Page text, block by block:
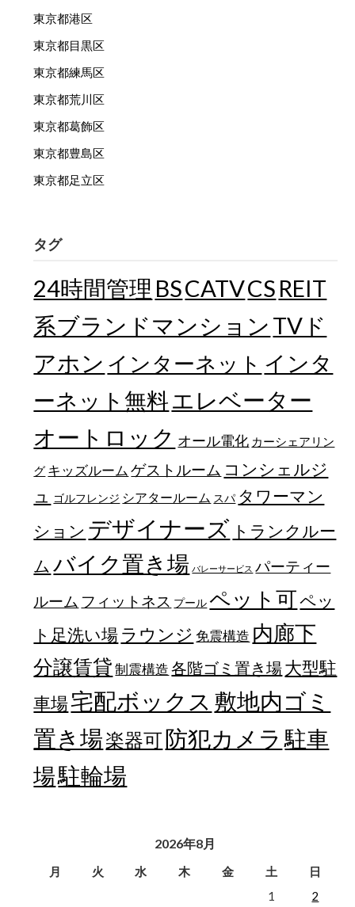
東京都港区
東京都目黒区
東京都練馬区
東京都荒川区
東京都葛飾区
東京都豊島区
東京都足立区
タグ
24時間管理 BSCATVCS REIT
系ブランドマンション TVド
アホン インターネット インタ
ーネット無料エレベーター
オートロック オール電化 カーシェアリン
グ キッズルーム ゲストルーム コンシェルジ
ュ
ゴルフレンジ シアタールーム スパ タワーマン
ション デザイナーズ トランクルー
ム バイク置き場 バレーサービス パーティー
ルーム フィットネス プール ペット可ペッ
ト足洗い場 ラウンジ 免震構造 内廊下
分譲賃貸 制震構造 各階ゴミ置き場大型駐
車場宅配ボックス 敷地内ゴミ
置き場楽器可防犯カメラ 駐車
場駐輪場
2026年8月
月 火 水 木 金 土
日
1
2